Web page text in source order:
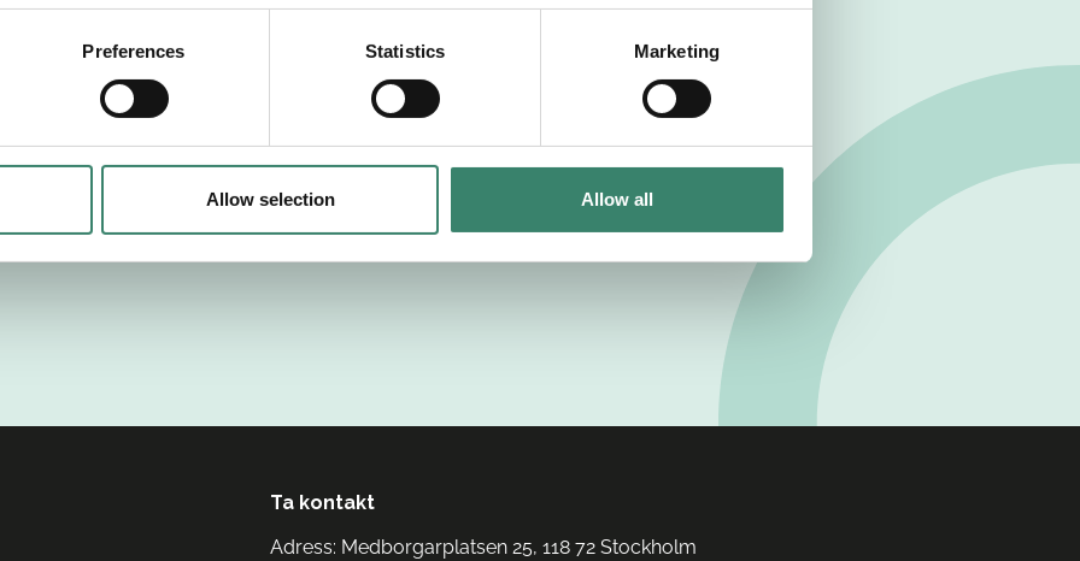
Preferences Statistics Marketing
Allow selection Allow all
Ta kontakt
Adress: Medborgarplatsen 25, 118 72 Stockholm